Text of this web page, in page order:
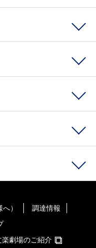
）
調達情報
劇場のご紹介